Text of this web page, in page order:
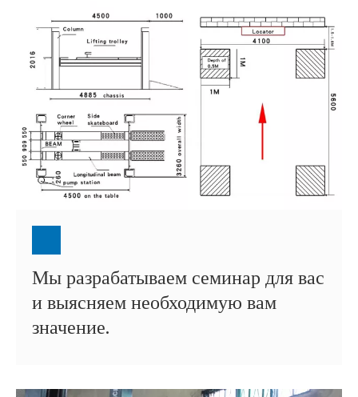
Мы разрабатываем семинар для вас
и выясняем необходимую вам
значение.